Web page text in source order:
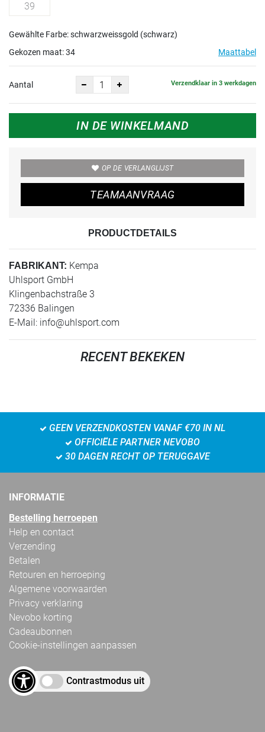
39
Gewählte Farbe: schwarzweissgold (schwarz)
Gekozen maat:34 Maattabel
Aantal Verzendklaar in 3 werkdagen
IN DE WINKELMAND
OP DE VERLANGLIJST
TEAMAANVRAAG
PRODUCTDETAILS
FABRIKANT: Kempa
Uhlsport GmbH
Klingenbachstraße 3
72336 Balingen
E-Mail: info@uhlsport.com
RECENT BEKEKEN
GEEN VERZENDKOSTEN VANAF €70 IN NL
OFFICIËLE PARTNER NEVOBO
30 DAGEN RECHT OP TERUGGAVE
INFORMATIE
Bestelling herroepen
Help en contact
Verzending
Betalen
Retouren en herroeping
Algemene voorwaarden
Privacy verklaring
Nevobo korting
Cadeaubonnen
Cookie-instellingen aanpassen
Contrastmodus uit